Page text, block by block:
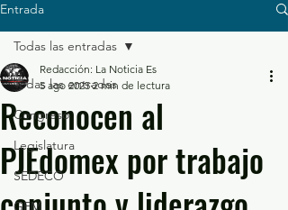
Entrada
Todas las entradas
Congreso
Legislatura
SEDECO
GEM
Todas las entradas
Reconocen al
PJEdomex por trabajo
Redacción: La Noticia Es
5 ago 2025 2 min de lectura